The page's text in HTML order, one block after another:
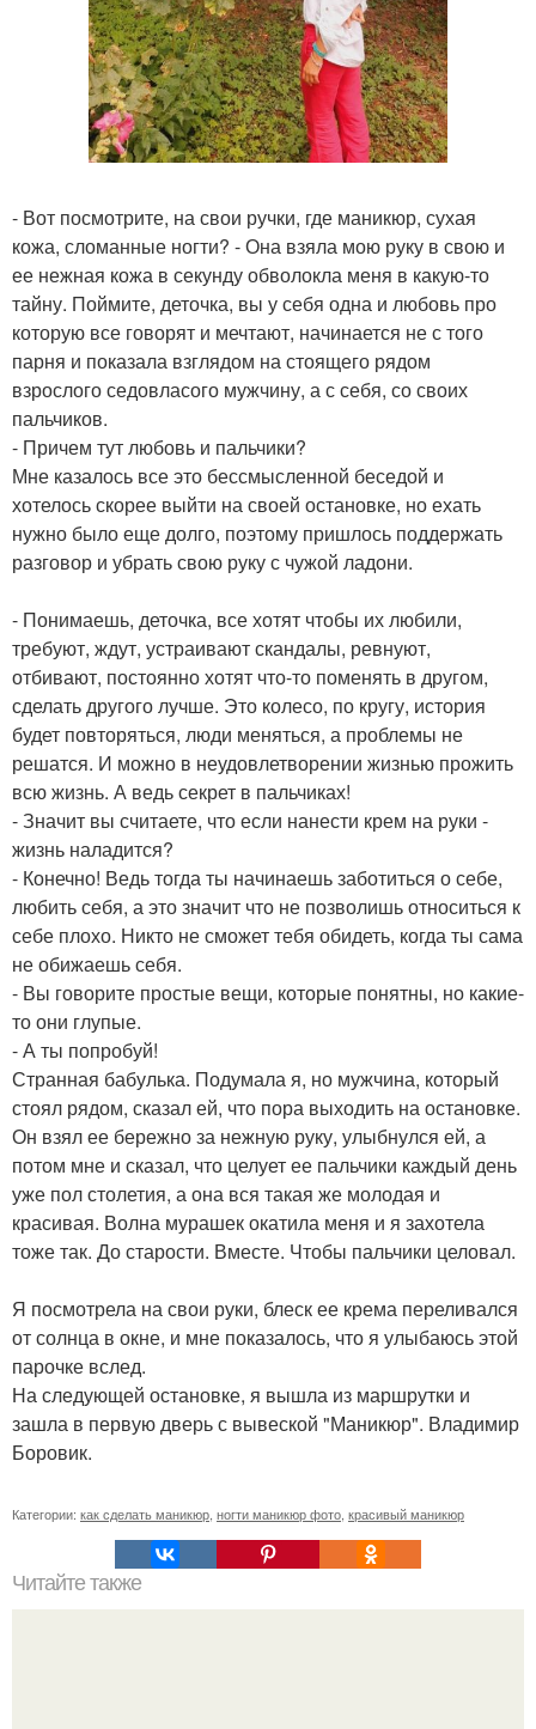
- Вот посмотрите, на свои ручки, где маникюр, сухая
кожа, сломанные ногти? - Она взяла мою руку в свою и
ее нежная кожа в секунду обволокла меня в какую-то
тайну. Поймите, деточка, вы у себя одна и любовь про
которую все говорят и мечтают, начинается не с того
парня и показала взглядом на стоящего рядом
взрослого седовласого мужчину, а с себя, со своих
пальчиков.
- Причем тут любовь и пальчики?
Мне казалось все это бессмысленной беседой и
хотелось скорее выйти на своей остановке, но ехать
нужно было еще долго, поэтому пришлось поддержать
разговор и убрать свою руку с чужой ладони.
- Понимаешь, деточка, все хотят чтобы их любили,
требуют, ждут, устраивают скандалы, ревнуют,
отбивают, постоянно хотят что-то поменять в другом,
сделать другого лучше. Это колесо, по кругу, история
будет повторяться, люди меняться, а проблемы не
решатся. И можно в неудовлетворении жизнью прожить
всю жизнь. А ведь секрет в пальчиках!
- Значит вы считаете, что если нанести крем на руки -
жизнь наладится?
- Конечно! Ведь тогда ты начинаешь заботиться о себе,
любить себя, а это значит что не позволишь относиться к
себе плохо. Никто не сможет тебя обидеть, когда ты сама
не обижаешь себя.
- Вы говорите простые вещи, которые понятны, но какие-
то они глупые.
- А ты попробуй!
Странная бабулька. Подумала я, но мужчина, который
стоял рядом, сказал ей, что пора выходить на остановке.
Он взял ее бережно за нежную руку, улыбнулся ей, а
потом мне и сказал, что целует ее пальчики каждый день
уже пол столетия, а она вся такая же молодая и
красивая. Волна мурашек окатила меня и я захотела
тоже так. До старости. Вместе. Чтобы пальчики целовал.
Я посмотрела на свои руки, блеск ее крема переливался
от солнца в окне, и мне показалось, что я улыбаюсь этой
парочке вслед.
На следующей остановке, я вышла из маршрутки и
зашла в первую дверь с вывеской "Маникюр". Владимир
Боровик.
Категории: как сделать маникюр ногти маникюр фото красивый маникюр
Читайте также